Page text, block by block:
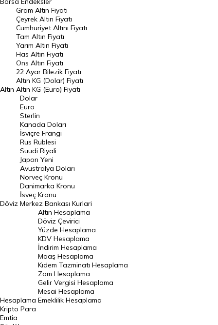
Raporlar
Endeksler
DÖVİZ
Döviz Kuru
Dolar Kuru
Euro Kuru
Pound Kuru
Frank Kuru
Riyal Kuru
Avustralya Doları
Danimarka Kronu Kuru
Kanada Doları Kuru
Norveç Kronu Kuru
İsveç Kronu Kuru
Japon Yeni Kuru
Serbest Piyasa Döviz Kurları
Merkez Bankası Döviz Kurları
Altın Fiyatları
Gram Altın Fiyatı
Altın
Gram Altın Fiyatı
Çeyrek Altın Fiyatı
Cumhuriyet Altını Fiyatı
Tam Altın Fiyatı
Yarım Altın Fiyatı
Has Altın Fiyatı
Ons Altın Fiyatı
22 Ayar Bilezik Fiyatı
Altın KG (Dolar) Fiyatı
Altın KG (Euro) Fiyatı
Döviz
Dolar
Euro
Sterlin
Kanada Doları
İsviçre Frangı
Rus Rublesi
Suudi Riyali
Japon Yeni
Avustralya Doları
Norveç Kronu
Danimarka Kronu
İsveç Kronu
Merkez Bankası Kurlari
Hesaplama
Altın Hesaplama
Döviz Çevirici
Yüzde Hesaplama
KDV Hesaplama
İndirim Hesaplama
Maaş Hesaplama
Kıdem Tazminatı Hesaplama
Zam Hesaplama
Gelir Vergisi Hesaplama
Mesai Hesaplama
Emeklilik Hesaplama
Kripto Para
Emtia